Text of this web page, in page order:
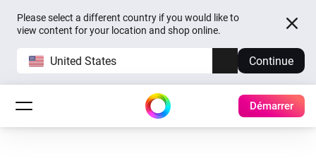
Please select a different country if you would like to
view content for your location and shop online.
United States Continue
Démarrer